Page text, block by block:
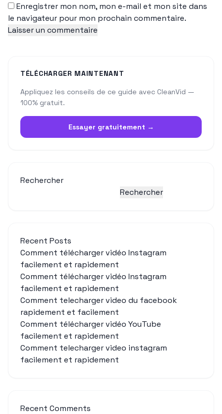
Enregistrer mon nom, mon e-mail et mon site dans
le navigateur pour mon prochain commentaire.
TÉLÉCHARGER MAINTENANT
Appliquez les conseils de ce guide avec CleanVid —
100% gratuit.
Essayer gratuitement →
Rechercher
Rechercher
Recent Posts
Comment télécharger vidéo Instagram
facilement et rapidement
Comment télécharger vidéo Instagram
facilement et rapidement
Comment telecharger video du facebook
rapidement et facilement
Comment télécharger vidéo YouTube
facilement et rapidement
Comment telecharger video instagram
facilement et rapidement
Recent Comments